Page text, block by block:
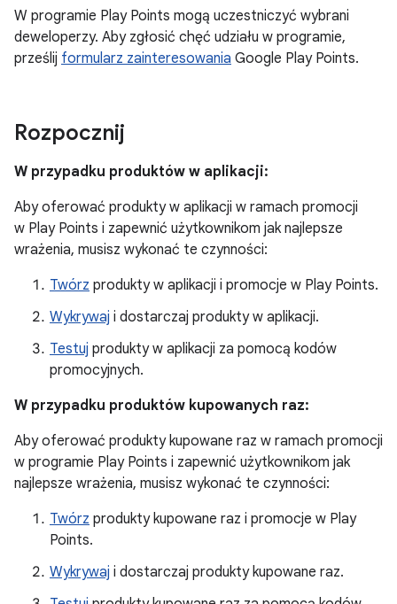
W programie Play Points mogą uczestniczyć wybrani
deweloperzy. Aby zgłosić chęć udziału w programie,
prześlij formularz zainteresowania Google Play Points.
Rozpocznij
W przypadku produktów w aplikacji:
Aby oferować produkty w aplikacji w ramach promocji
w Play Points i zapewnić użytkownikom jak najlepsze
wrażenia, musisz wykonać te czynności:
Twórz produkty w aplikacji i promocje w Play Points.
Wykrywaj i dostarczaj produkty w aplikacji.
Testuj produkty w aplikacji za pomocą kodów
promocyjnych.
W przypadku produktów kupowanych raz:
Aby oferować produkty kupowane raz w ramach promocji
w programie Play Points i zapewnić użytkownikom jak
najlepsze wrażenia, musisz wykonać te czynności:
Twórz produkty kupowane raz i promocje w Play
Points.
Wykrywaj i dostarczaj produkty kupowane raz.